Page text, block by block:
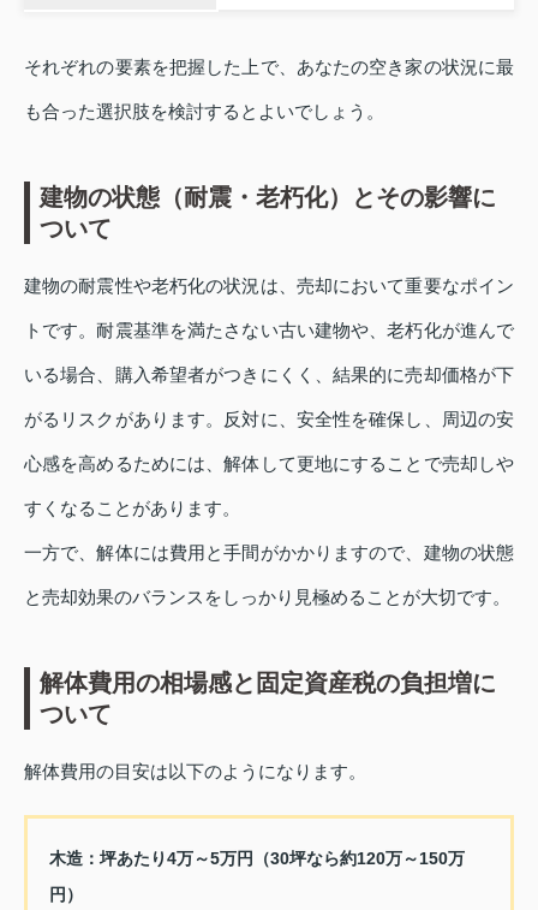
それぞれの要素を把握した上で、あなたの空き家の状況に最
も合った選択肢を検討するとよいでしょう。
建物の状態（耐震・老朽化）とその影響に
ついて
建物の耐震性や老朽化の状況は、売却において重要なポイン
トです。耐震基準を満たさない古い建物や、老朽化が進んで
いる場合、購入希望者がつきにくく、結果的に売却価格が下
がるリスクがあります。反対に、安全性を確保し、周辺の安
心感を高めるためには、解体して更地にすることで売却しや
すくなることがあります。
一方で、解体には費用と手間がかかりますので、建物の状態
と売却効果のバランスをしっかり見極めることが大切です。
解体費用の相場感と固定資産税の負担増に
ついて
解体費用の目安は以下のようになります。
木造：坪あたり4万～5万円（30坪なら約120万～150万
円）